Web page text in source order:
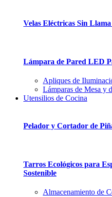
Velas Eléctricas Sin
Lámpara de Pared LED
Apliques de
Lámparas de Mesa y
Utensilios de Cocina
Pelador y Cortador de
Tarros Ecológicos para
Sostenible
Almacenamiento de